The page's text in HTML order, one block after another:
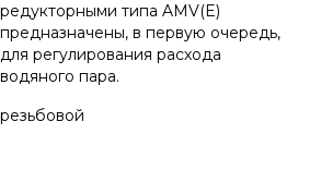
редукторными типа AMV(E)
предназначены, в первую очередь,
для регулирования расхода
водяного пара.
резьбовой